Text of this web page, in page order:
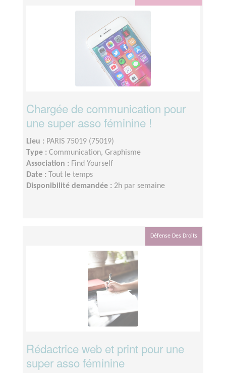
Chargée de communication pour
une super asso féminine !
Lieu : PARIS 75019 (75019)
Type : Communication, Graphisme
Association : Find Yourself
Date :
Tout le temps
Disponibilité demandée : 2h par semaine
Défense Des Droits
Rédactrice web et print pour une
super asso féminine